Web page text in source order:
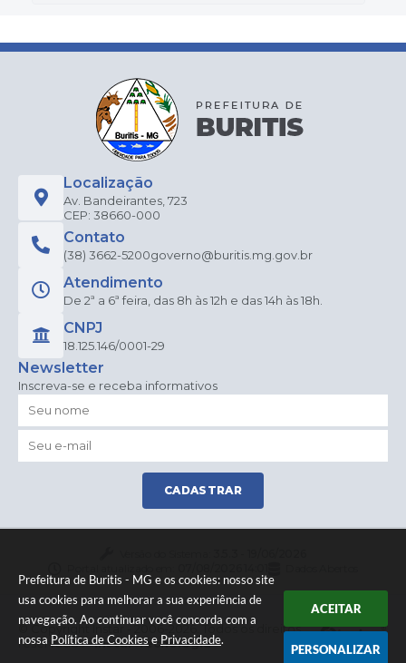
Prefeitura de Buritis - MG e os cookies: nosso site
usa cookies para melhorar a sua experiência de
navegação. Ao continuar você concorda com a
nossa Política de Cookies e Privacidade.
ACEITAR
PERSONALIZAR
Localização
Av. Bandeirantes, 723
CEP: 38660-000
Contato
(38) 3662-5200governo@buritis.mg.gov.br
Atendimento
De 2ª a 6ª feira, das 8h às 12h e das 14h às 18h.
CNPJ
18.125.146/0001-29
Newsletter
Inscreva-se e receba informativos
CADASTRAR
© Copyright Instar - 2006-2026. Todos os direitos
reservados -Instar Tecnologia